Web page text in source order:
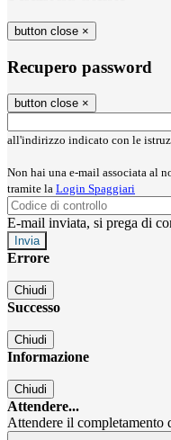
button close ×
Recupero password
button close ×
all'indirizzo indicato con le
Non hai una e-mail associata al
tramite la Login Spaggiari
E-mail inviata, si prega di
Errore
Chiudi
Successo
Chiudi
Informazione
Chiudi
Attendere...
Attendere il completamento